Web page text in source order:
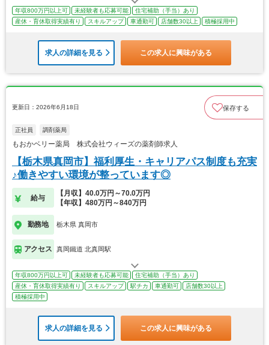
年収800万円以上可 未経験者も応募可能
住宅補助（手当）あり
産休・育休取得実績有り
スキルアップ 車通勤可 店舗数30以上 積極採用中
求人の詳細を見る この求人に興味がある
更新日：2026年6月18日 保存する
正社員 調剤薬局
もおかベリー薬局 株式会社ウィーズの薬剤師求人
【栃木県真岡市】福利厚生・キャリアパス制度も充実
♪働きやすい環境が整っています◎
給与
【月収】40.0万円～70.0万円
【年収】480万円～840万円
勤務地 栃木県 真岡市
アクセス 真岡鐵道 北真岡駅
年収800万円以上可 未経験者も応募可能
住宅補助（手当）あり
産休・育休取得実績有り
スキルアップ 駅チカ 車通勤可
店舗数30以上
積極採用中
求人の詳細を見る この求人に興味がある